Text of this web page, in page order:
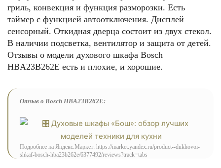
гриль, конвекция и функция разморозки. Есть
таймер с функцией автоотключения. Дисплей
сенсорный. Откидная дверца состоит из двух стекол.
В наличии подсветка, вентилятор и защита от детей.
Отзывы о модели духового шкафа Bosch
HBA23B262E есть и плохие, и хорошие.
Отзыв о Bosch HBA23B262E:
Подробнее на Яндекс.Маркет: https://market.yandex.ru/product--dukhovoi-
shkaf-bosch-hba23b262e/6377492/reviews?track=tabs